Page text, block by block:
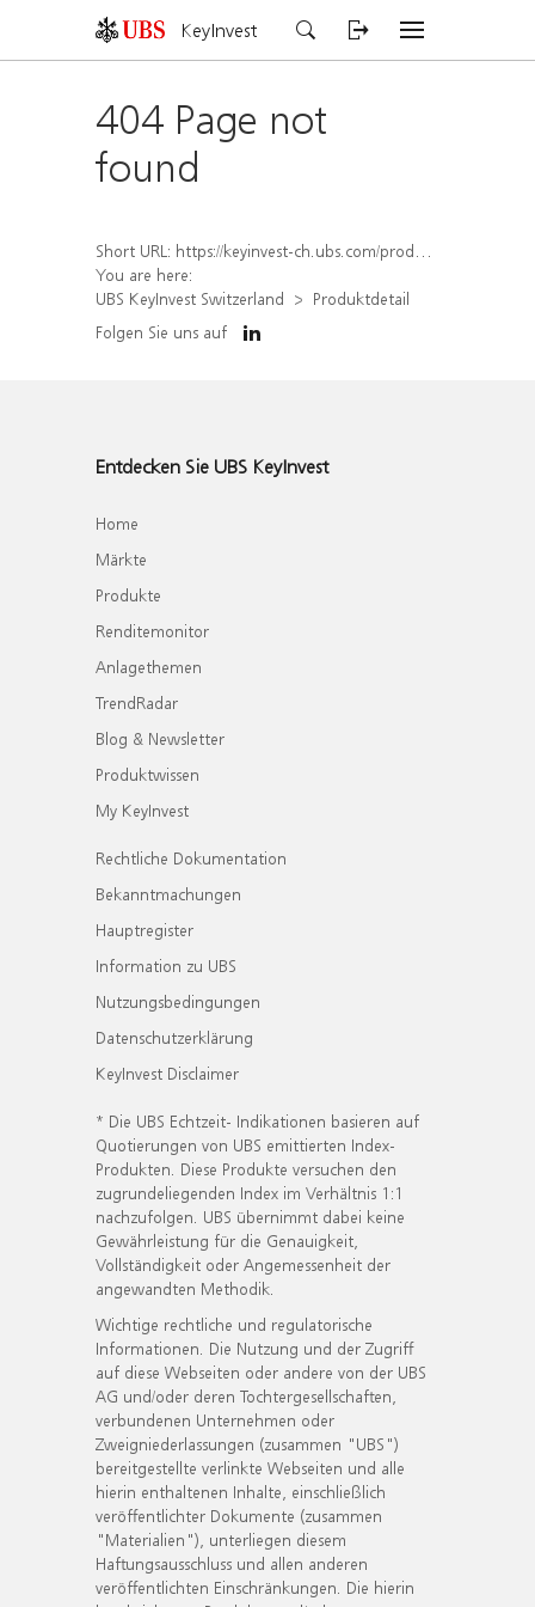
KeyInvest
404 Page not
found
Short URL: https://keyinvest-ch.ubs.com/produkt/detail/index/isin/CH1577875623
You are here:
UBS KeyInvest Switzerland
Produktdetail
Folgen Sie uns auf
Entdecken Sie UBS KeyInvest
Home
Märkte
Produkte
Renditemonitor
Anlagethemen
TrendRadar
Blog & Newsletter
Produktwissen
My KeyInvest
Rechtliche Dokumentation
Bekanntmachungen
Hauptregister
Information zu UBS
Nutzungsbedingungen
Datenschutzerklärung
KeyInvest Disclaimer
* Die UBS Echtzeit- Indikationen basieren auf
Quotierungen von UBS emittierten Index-
Produkten. Diese Produkte versuchen den
zugrundeliegenden Index im Verhältnis 1:1
nachzufolgen. UBS übernimmt dabei keine
Gewährleistung für die Genauigkeit,
Vollständigkeit oder Angemessenheit der
angewandten Methodik.
Wichtige rechtliche und regulatorische
Informationen. Die Nutzung und der Zugriff
auf diese Webseiten oder andere von der UBS
AG und/oder deren Tochtergesellschaften,
verbundenen Unternehmen oder
Zweigniederlassungen (zusammen "UBS")
bereitgestellte verlinkte Webseiten und alle
hierin enthaltenen Inhalte, einschließlich
veröffentlichter Dokumente (zusammen
"Materialien"), unterliegen diesem
Haftungsausschluss und allen anderen
veröffentlichten Einschränkungen. Die hierin